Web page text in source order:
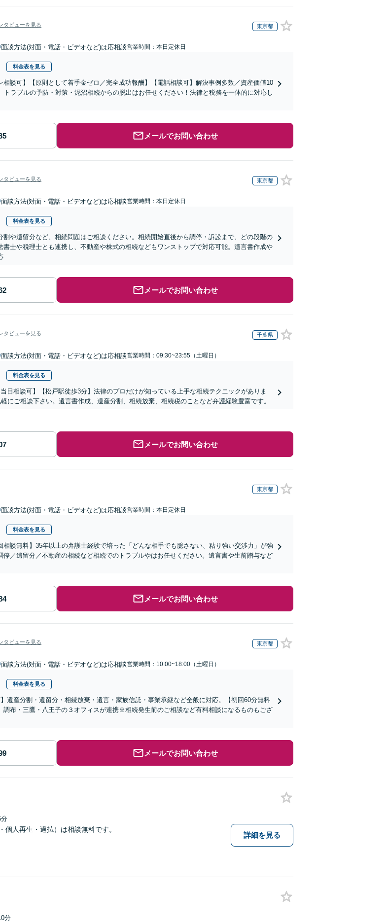
タビューを見る 東京都
面談方法(対面・電話・ビデオなど)は応相談営業時間：本日定休日
料金表を見る
相談可】【原則として着手金ゼロ／完全成功報酬】【電話相談可】解決事例多数／資産価値10
トラブルの予防・対策・泥沼相続からの脱出はお任せください！法律と税務を一体的に対応し
メールでお問い合わせ
タビューを見る 東京都
面談方法(対面・電話・ビデオなど)は応相談営業時間：本日定休日
料金表を見る
割や遺留分など、相続問題はご相談ください。相続開始直後から調停・訴訟まで、どの段階の
書士や税理士とも連携し、不動産や株式の相続などもワンストップで対応可能。遺言書作成や
メールでお問い合わせ
タビューを見る 千葉県
面談方法(対面・電話・ビデオなど)は応相談営業時間：09:30~23:55（土曜日）
料金表を見る
当日相談可】【松戸駅徒歩3分】法律のプロだけが知っている上手な相続テクニックがありま
にご相談下さい。遺言書作成、遺産分割、相続放棄、相続税のことなど弁護経験豊富です。
メールでお問い合わせ
東京都
面談方法(対面・電話・ビデオなど)は応相談営業時間：本日定休日
料金表を見る
相談無料】35年以上の弁護士経験で培った「どんな相手でも臆さない、粘り強い交渉力」が強
停／遺留分／不動産の相続など相続でのトラブルやはお任せください。遺言書や生前贈与など
メールでお問い合わせ
タビューを見る 東京都
面談方法(対面・電話・ビデオなど)は応相談営業時間：10:00~18:00（土曜日）
料金表を見る
】遺産分割・遺留分・相続放棄・遺言・家族信託・事業承継など全般に対応。【初回60分無料
調布・三鷹・八王子の３オフィスが連携※相続発生前のご相談など有料相談になるものもござ
メールでお問い合わせ
人再生・過払）は相談無料です。
詳細を見る
分